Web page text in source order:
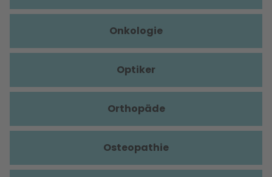
Onkologie
Optiker
Orthopäde
Osteopathie